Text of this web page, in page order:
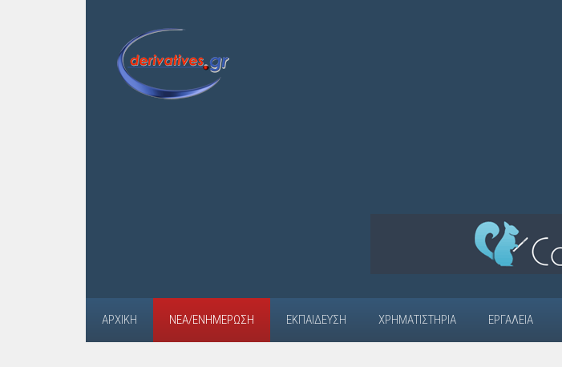
ΑΡΧΙΚΉ ΝΈΑ/ΕΝΗΜΈΡΩΣΗ ΕΚΠΑΊΔΕΥΣΗ ΧΡΗΜΑΤΙΣΤΉΡΙΑ ΕΡΓΑΛΕΊΑ